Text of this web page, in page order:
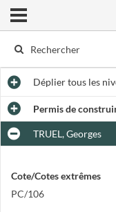
Ouvrir le menu déroulant
Dépliertous les
Permis de
TRUEL, Georges
Cote/Cotes extrêmes
PC/106